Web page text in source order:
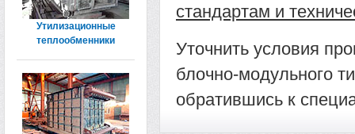
стандартам и
Уточнить условия
блочно-модульного
обратившись к
Утилизационные
теплообменники